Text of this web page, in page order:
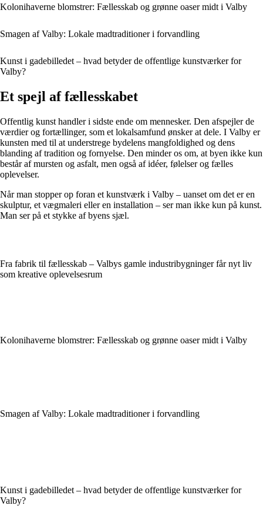
Kolonihaverne blomstrer: Fællesskab og grønne oaser midt i Valby
Smagen af Valby: Lokale madtraditioner i forvandling
Kunst i gadebilledet – hvad betyder de offentlige kunstværker for
Valby?
Et spejl af fællesskabet
Offentlig kunst handler i sidste ende om mennesker. Den afspejler de
værdier og fortællinger, som et lokalsamfund ønsker at dele. I Valby er
kunsten med til at understrege bydelens mangfoldighed og dens
blanding af tradition og fornyelse. Den minder os om, at byen ikke kun
består af mursten og asfalt, men også af idéer, følelser og fælles
oplevelser.
Når man stopper op foran et kunstværk i Valby – uanset om det er en
skulptur, et vægmaleri eller en installation – ser man ikke kun på kunst.
Man ser på et stykke af byens sjæl.
Fra fabrik til fællesskab – Valbys gamle industribygninger får nyt liv
som kreative oplevelsesrum
Kolonihaverne blomstrer: Fællesskab og grønne oaser midt i Valby
Smagen af Valby: Lokale madtraditioner i forvandling
Kunst i gadebilledet – hvad betyder de offentlige kunstværker for
Valby?